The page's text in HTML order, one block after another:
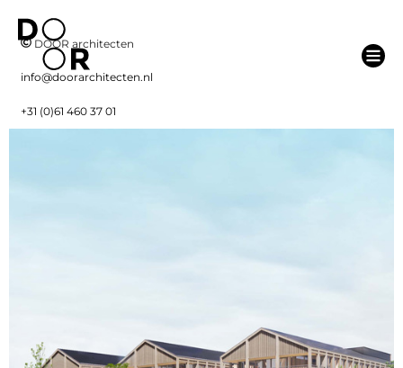
DOOR architecten
info@doorarchitecten.nl
+31 (0)61 460 37 01